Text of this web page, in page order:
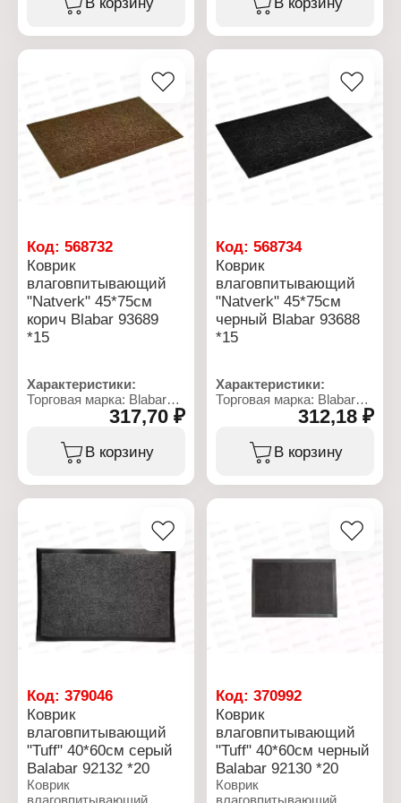
Назначение: для
прихожей
Цвет: черно-зеленый
Размер: 56х84 см
Материал: ПВХ
Код: 568732
Коврик
влаговпитывающий
"Natverk" 45*75см
корич Blabar 93689
*15
Характеристики:
Торговая марка: Blabar
Артикул: 93689
Тип товара: Коврик
Вариация:
Материал: ворс
полиэстер, подложка
317,70 ₽
В корзину
Код:568734
Коврик
влаговпитывающий
"Natverk" 45*75см
черный Blabar 93688
*15
Характеристики:
Торговая марка: Blabar
Артикул: 93688
Тип товара: Коврик
Вариация:
полиэстер, подложка
312,18 ₽
В корзину
Код: 379046
Коврик
влаговпитывающий
"Tuff" 40*60см серый
Balabar 92132 *20
Коврик
влаговпитывающий
Код:370992
Коврик
влаговпитывающий
"Tuff" 40*60см черный
Balabar 92130 *20
Коврик
влаговпитывающий